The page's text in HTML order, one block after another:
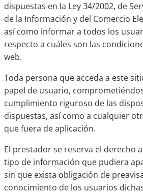
dispuestas en la Ley 34/2002, de
de la Información y del Comercio
así como informar a todos los
respecto a cuáles son las
web.
Toda persona que acceda a este
papel de usuario,
cumplimiento riguroso de las
dispuestas, así como a cualquier
que fuera de aplicación.
El prestador se reserva el derecho
tipo de información que pudiera
sin que exista obligación de
conocimiento de los usuarios